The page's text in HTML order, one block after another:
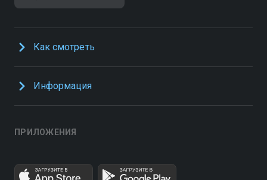
Как смотреть
Информация
ПРИЛОЖЕНИЯ